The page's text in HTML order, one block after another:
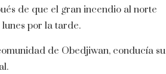
de que el gran incendio al norte
por la tarde.
de Obedjiwan, conducía su